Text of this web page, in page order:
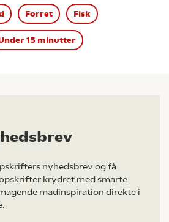
Forret Fisk
15 minutter
nyhedsbrev og få
krydret med smarte
madinspiration direkte i